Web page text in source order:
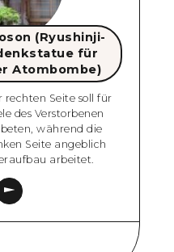
(Ryushinji-
für
Atombombe)
rechten Seite soll für
des Verstorbenen
während die
Seite angeblich
arbeitet.